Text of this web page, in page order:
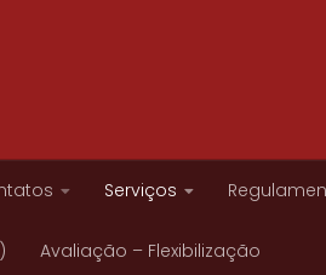
Serviços
Avaliação – Flexibilização